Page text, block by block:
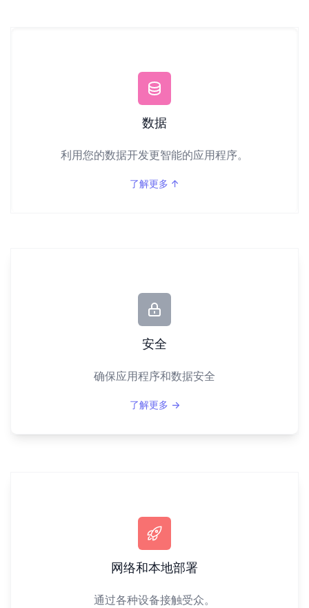
数据
利用您的数据开发更智能的应用程序。
了解更多 ↑
安全
确保应用程序和数据安全
了解更多 →
网络和本地部署
通过各种设备接触受众。